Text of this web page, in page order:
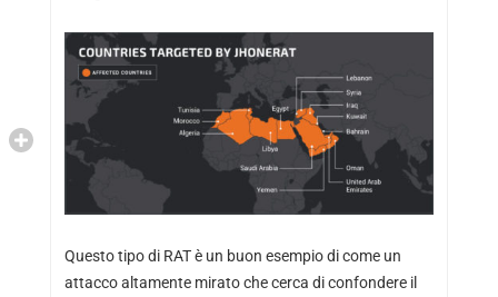
Questo tipo di RAT è un buon esempio di come un
attacco altamente mirato che cerca di confondere il